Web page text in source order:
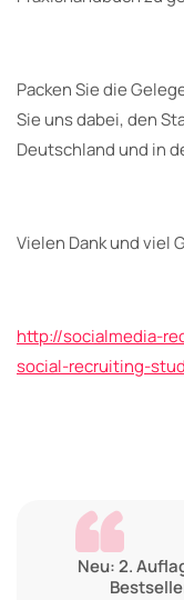
Packen Sie die
Sie uns dabei, den
Deutschland und in
Vielen Dank und viel
http://socialmedia-
social-recruiting-
Neu: 2.